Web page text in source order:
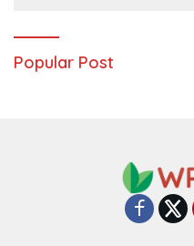
Popular Post